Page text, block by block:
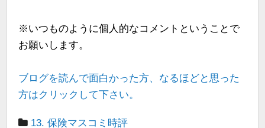
※いつものように個人的なコメントということで
お願いします。
ブログを読んで面白かった方、なるほどと思った
方はクリックして下さい。
13. 保険マスコミ時評